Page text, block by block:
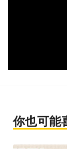
你也可能